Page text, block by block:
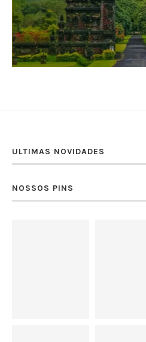
ULTIMAS NOVIDADES
NOSSOS PINS